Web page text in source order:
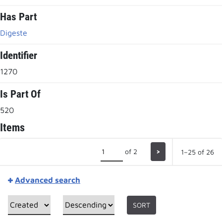
Has Part
Digeste
Identifier
1270
Is Part Of
520
Items
of 2 > 1–25 of 26
Advanced search
SORT